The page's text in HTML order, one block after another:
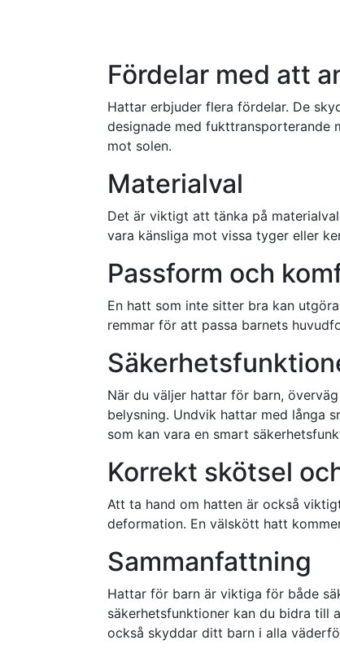
Fördelar med att
Hattar erbjuder flera fördelar. De
designade med fukttransporterande
mot solen.
Materialval
Det är viktigt att tänka på
vara känsliga mot vissa tyger eller
Passform och
En hatt som inte sitter bra kan
remmar för att passa barnets
När du väljer hattar för barn,
belysning. Undvik hattar med långa
som kan vara en smart
Korrekt skötsel
Att ta hand om hatten är också
deformation. En välskött hatt
Sammanfattning
Hattar för barn är viktiga för både
säkerhetsfunktioner kan du bidra till
också skyddar ditt barn i alla